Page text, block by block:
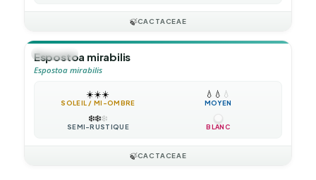
🍃CACTACEAE
🪴VIVACE
Espostoa mirabilis
Espostoa mirabilis
☀️☀️☀️
SOLEIL / MI-OMBRE
💧 💧 💧
MOYEN
❄️❄️❄️
SEMI-RUSTIQUE BLANC
🍃CACTACEAE